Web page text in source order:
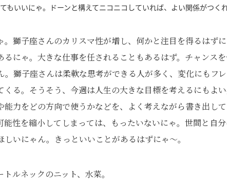
もいいにゃ。ドーンと構えてニコニコしていれば、よい関係がつくれ
獅子座さんのカリスマ性が増し、何かと注目を得るはずに
にゃ。大きな仕事を任されることもあるはず。チャンス
獅子座さんは柔軟な思考ができる人が多く、変化にもフ
くる。そうそう、今週は人生の大きな目標を考えるにもよ
力をどの方向で使うかなどを、よく考えながら書き出し
性を縮小してしまっては、もったいないにゃ。世間と自
いにゃん。きっといいことがあるはずにゃ～。
ルネックのニット、水菜。